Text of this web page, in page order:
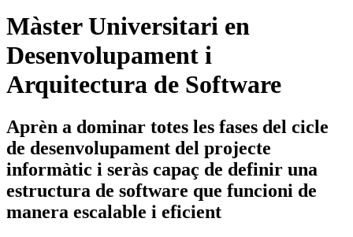
Màster Universitari en
Desenvolupament i
Arquitectura de Software
Aprèn a dominar totes les fases del cicle
de desenvolupament del projecte
informàtic i seràs capaç de definir una
estructura de software que funcioni de
manera escalable i eficient